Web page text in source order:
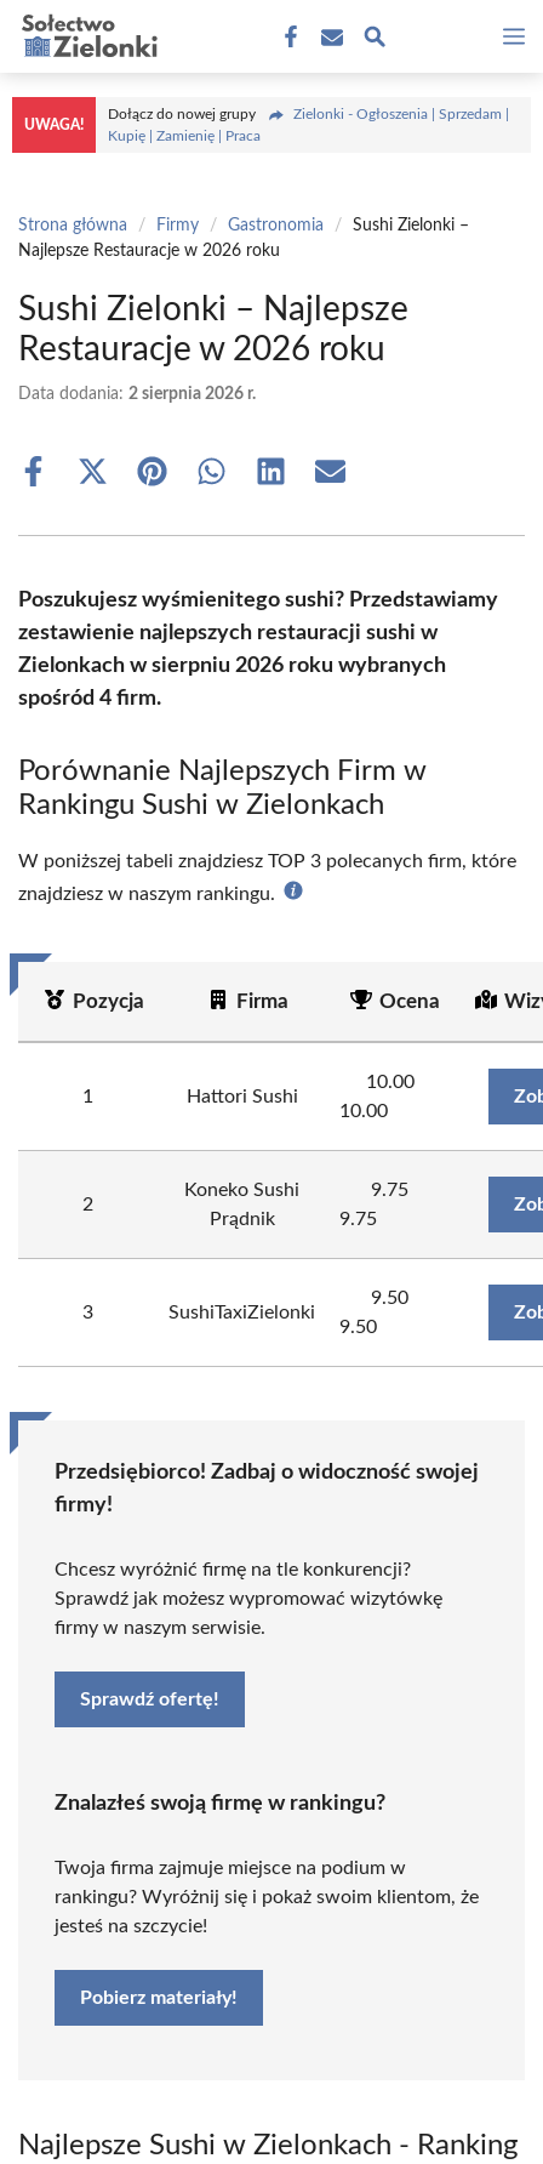
Przejdź
treści
UWAGA!
Dołącz do nowej grupy
Zielonki - Ogłoszenia | Sprzedam |
Kupię | Zamienię | Praca
Strona główna / Firmy / Gastronomia /
Sushi Zielonki –
Najlepsze Restauracje w 2026 roku
Sushi Zielonki – Najlepsze
Restauracje w 2026 roku
Data dodania: 2 sierpnia 2026 r.
Share
Share
(Twitter)
Share Share Share Share
Poszukujesz wyśmienitego sushi? Przedstawiamy
zestawienie najlepszych restauracji sushi w
Zielonkach w sierpniu 2026 roku wybranych
spośród 4 firm.
Porównanie Najlepszych Firm w
Rankingu Sushi w Zielonkach
W poniższej tabeli znajdziesz TOP 3 polecanych firm, które
znajdziesz w naszym rankingu.
Pozycja Firma Ocena
1 Hattori Sushi
10.00
10.00
2
Koneko Sushi
Prądnik
9.75
9.75
3 SushiTaxiZielonki
9.50
9.50
Przedsiębiorco! Zadbaj o widoczność swojej
firmy!
Chcesz wyróżnić firmę na tle konkurencji?
Sprawdź jak możesz wypromować wizytówkę
firmy w naszym serwisie.
Sprawdź ofertę!
Znalazłeś swoją firmę w rankingu?
Twoja firma zajmuje miejsce na podium w
rankingu? Wyróżnij się i pokaż swoim klientom, że
jesteś na szczycie!
Pobierz materiały!
Najlepsze Sushi w Zielonkach - Ranking